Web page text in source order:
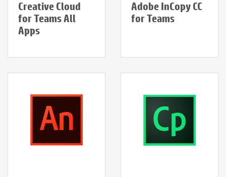
Creative Cloud
for Teams All
Apps
Adobe InCopy CC
for Teams